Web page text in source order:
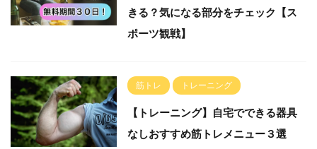
きる？気になる部分をチェック【ス
ポーツ観戦】
筋トレ トレーニング
【トレーニング】自宅でできる器具
なしおすすめ筋トレメニュー３選